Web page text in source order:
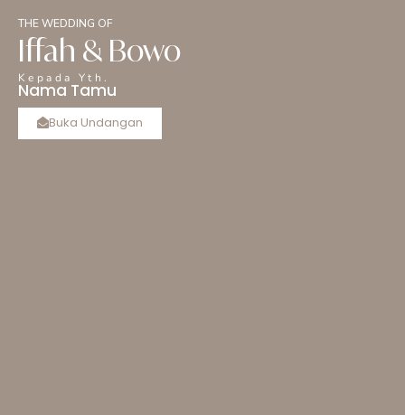
THE WEDDING OF
Iffah & Bowo
Kepada Yth.
Nama Tamu
Buka Undangan